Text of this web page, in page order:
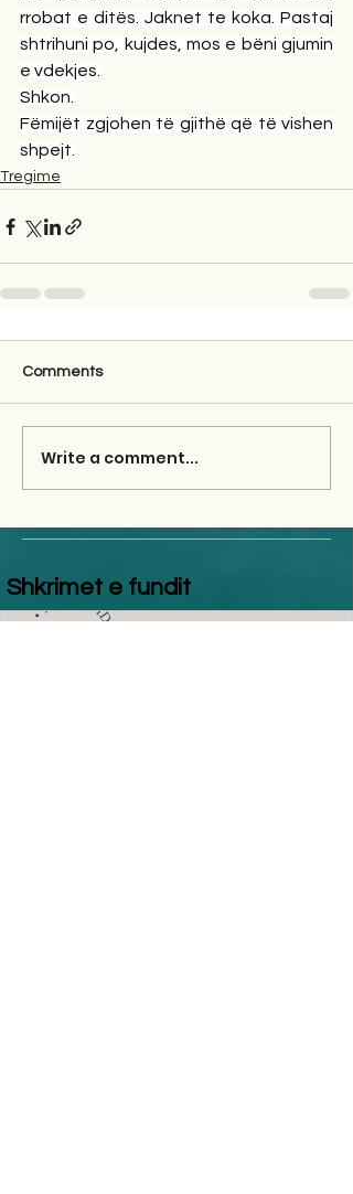
rrobat e ditës. Jaknet te koka. Pastaj
shtrihuni po, kujdes, mos e bëni gjumin
e vdekjes.
Shkon.
Fëmijët zgjohen të gjithë që të vishen
shpejt.
Tregime
Comments
Write a comment...
Shkrimet e fundit